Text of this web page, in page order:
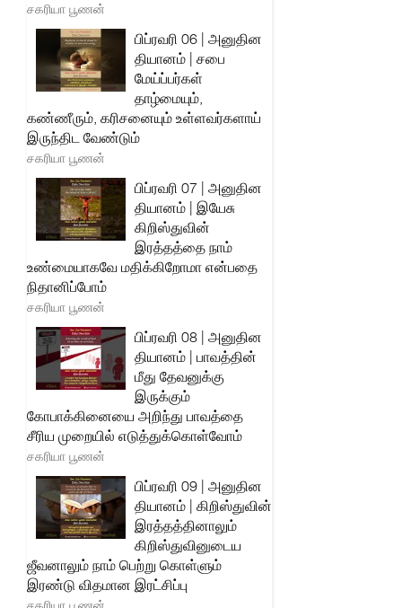
சகரியா பூணன்
பிப்ரவரி 06 | அனுதின
தியானம் | சபை
மேய்ப்பர்கள்
தாழ்மையும்,
கண்ணீரும், கரிசனையும் உள்ளவர்களாய்
இருந்திட வேண்டும்
சகரியா பூணன்
பிப்ரவரி 07 | அனுதின
தியானம் | இயேசு
கிறிஸ்துவின்
இரத்தத்தை நாம்
உண்மையாகவே மதிக்கிறோமா என்பதை
நிதானிப்போம்
சகரியா பூணன்
பிப்ரவரி 08 | அனுதின
தியானம் | பாவத்தின்
மீது தேவனுக்கு
இருக்கும்
கோபாக்கினையை அறிந்து பாவத்தை
சீரிய முறையில் எடுத்துக்கொள்வோம்
சகரியா பூணன்
பிப்ரவரி 09 | அனுதின
தியானம் | கிறிஸ்துவின்
இரத்தத்தினாலும்
கிறிஸ்துவினுடைய
ஜீவனாலும் நாம் பெற்று கொள்ளும்
இரண்டு விதமான இரட்சிப்பு
சகரியா பூணன்